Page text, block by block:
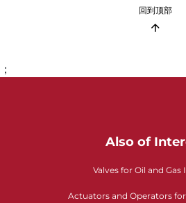
回到顶部
；
Also of
Valves for Oil and Gas
Actuators and Operators